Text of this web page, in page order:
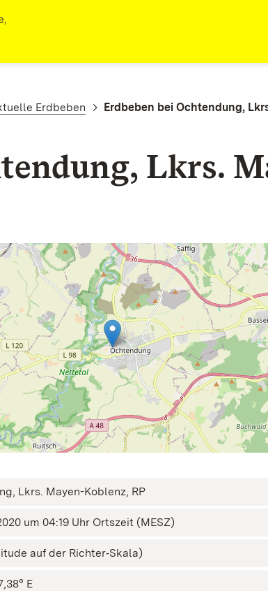
Erdbeben Erdbeben bei Ochtendung,
Lkrs.
Lkrs. Mayen-Koblenz, RP
um 04:19 Uhr Ortszeit (MESZ)
auf der Richter‑Skala)
E